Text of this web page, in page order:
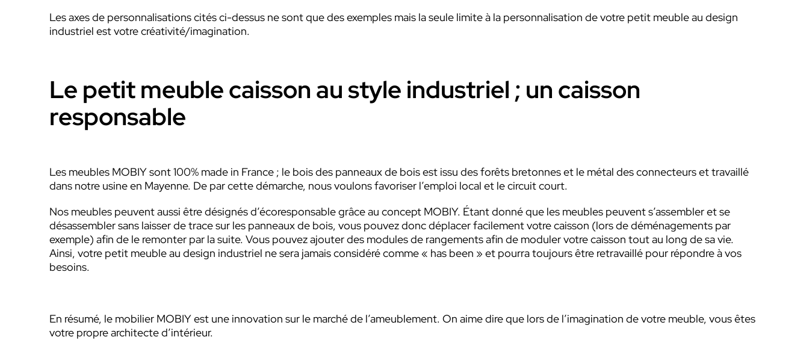
Les axes de personnalisations cités ci-dessus ne sont que des exemples mais la seule limite à la personnalisation de votre petit meuble au design
industriel est votre créativité/imagination.
Le petit meuble caisson au style industriel ; un caisson
responsable
Les meubles MOBIY sont 100% made in France ; le bois des panneaux de bois est issu des forêts bretonnes et le métal des connecteurs et travaillé
dans notre usine en Mayenne. De par cette démarche, nous voulons favoriser l’emploi local et le circuit court.
Nos meubles peuvent aussi être désignés d’écoresponsable grâce au concept MOBIY. Étant donné que les meubles peuvent s’assembler et se
désassembler sans laisser de trace sur les panneaux de bois, vous pouvez donc déplacer facilement votre caisson (lors de déménagements par
exemple) afin de le remonter par la suite. Vous pouvez ajouter des modules de rangements afin de moduler votre caisson tout au long de sa vie.
Ainsi, votre petit meuble au design industriel ne sera jamais considéré comme « has been » et pourra toujours être retravaillé pour répondre à vos
besoins.
En résumé, le mobilier MOBIY est une innovation sur le marché de l’ameublement. On aime dire que lors de l’imagination de votre meuble, vous êtes
votre propre architecte d’intérieur.